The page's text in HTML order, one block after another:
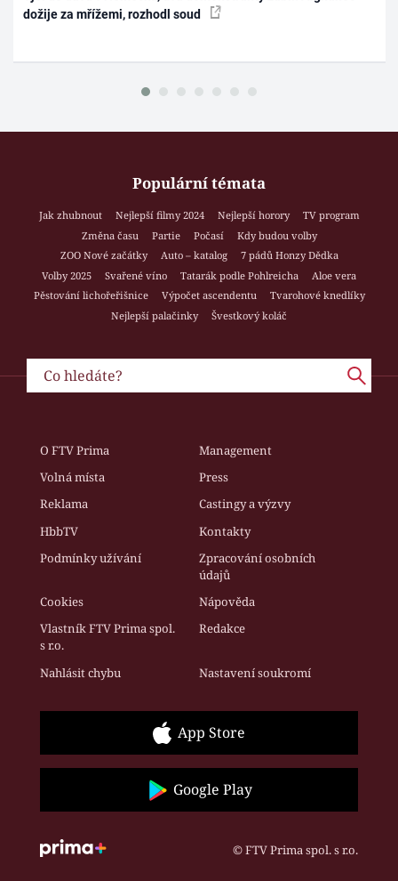
dožije za mřížemi, rozhodl soud
Populární témata
Jak zhubnout Nejlepší filmy 2024 Nejlepší horory
TV program
Změna času
Partie Počasí
Kdy budou volby
ZOO Nové začátky
Auto – katalog
7 pádů Honzy Dědka
Volby 2025
Svařené víno Tatarák podle Pohlreicha
Aloe vera
Pěstování lichořeřišnice
Výpočet ascendentu
Tvarohové knedlíky
Nejlepší palačinky
Švestkový koláč
O FTV Prima
Management
Volná místa
Press
Reklama
Castingy a výzvy
HbbTV
Kontakty
Podmínky užívání
Zpracování osobních
údajů
Cookies
Nápověda
Vlastník FTV Prima spol.
s r.o.
Redakce
Nahlásit chybu Nastavení soukromí
App Store
Google Play
© FTV Prima spol. s r.o.